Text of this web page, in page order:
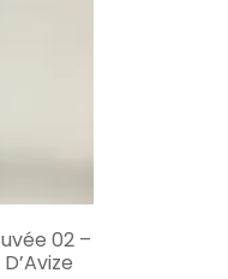
02 –